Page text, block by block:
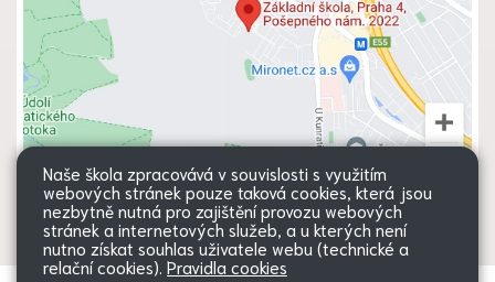
Naše škola zpracovává v souvislosti s využitím
webových stránek pouze taková cookies, která jsou
nezbytně nutná pro zajištění provozu webových
stránek a internetových služeb, a u kterých není
nutno získat souhlas uživatele webu (technické a
relační cookies). Pravidla cookies